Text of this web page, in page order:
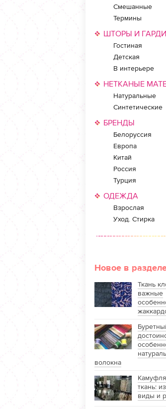
Смешанные
Термины
ШТОРЫ И
Гостиная
Детская
В интерьере
НЕТКАНЫЕ
Натуральные
Синтетические
БРЕНДЫ
Белоруссия
Европа
Китай
Россия
Турция
ОДЕЖДА
Взрослая
Уход. Стирка
Новое в
Ткань
важные
волокна
ткань:
виды и